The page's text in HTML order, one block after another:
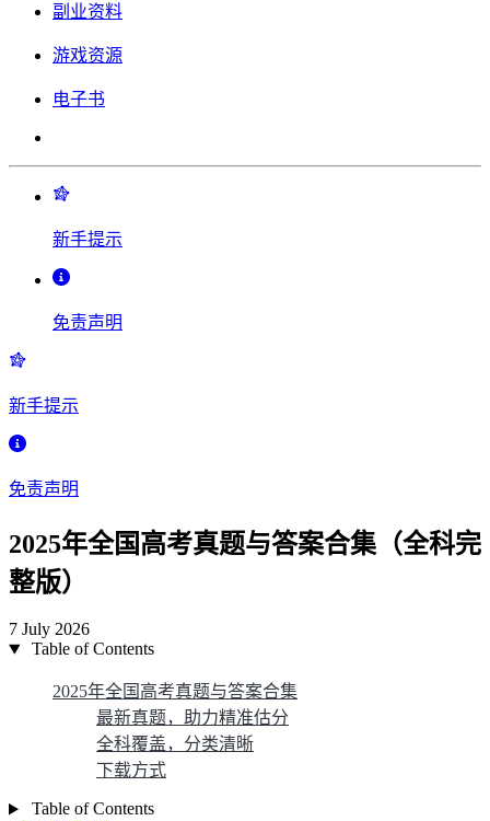
副业资料
游戏资源
电子书
新手提示
免责声明
新手提示
免责声明
2025年全国高考真题与答案合集（全科完
整版）
7 July 2026
Table of Contents
2025年全国高考真题与答案合集
最新真题，助力精准估分
全科覆盖，分类清晰
下载方式
Table of Contents